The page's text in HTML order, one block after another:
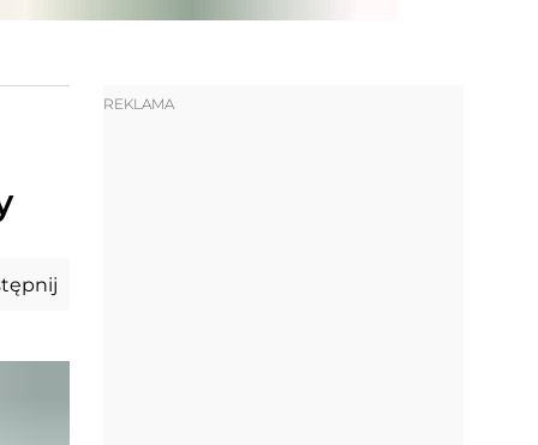
REKLAMA